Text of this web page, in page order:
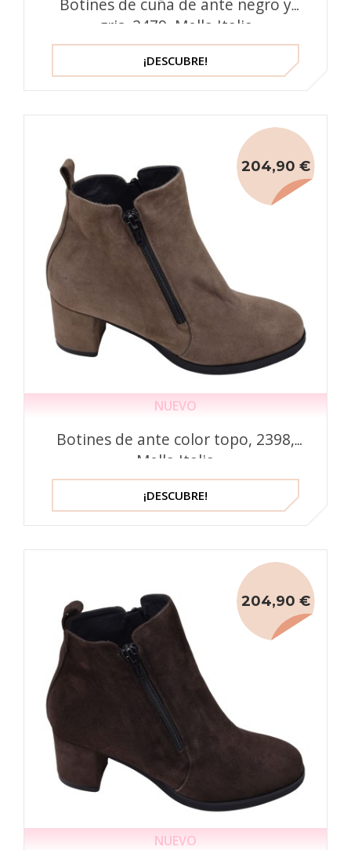
gris, 2479, Mella Italia
¡DESCUBRE!
NUEVO
Botines de ante color topo, 2398,
Mella Italia
204,90 €
¡DESCUBRE!
NUEVO
204,90 €